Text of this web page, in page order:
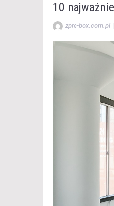
10
zpre-box.com.pl |